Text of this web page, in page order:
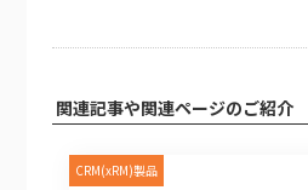
関連記事や関連ページのご紹介
CRM(xRM)製品